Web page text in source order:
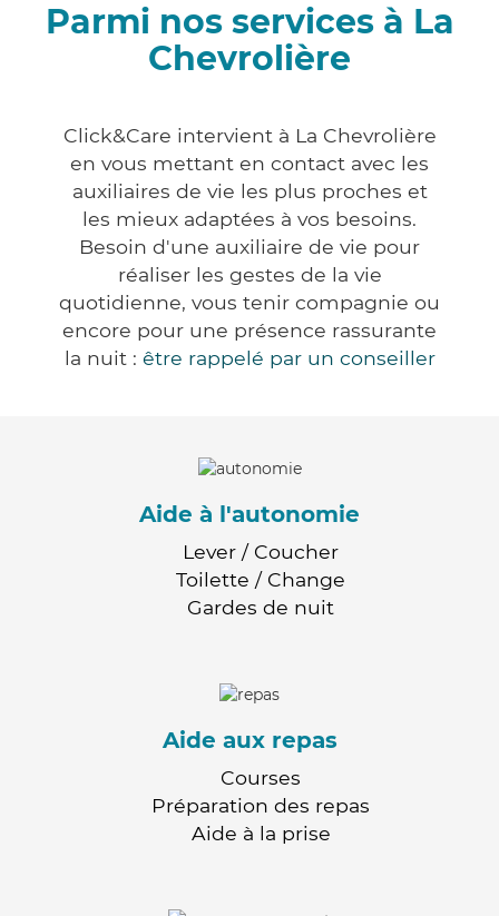
Parmi nos services à La
Chevrolière
Click&Care intervient à La Chevrolière
en vous mettant en contact avec les
auxiliaires de vie les plus proches et
les mieux adaptées à vos besoins.
Besoin d'une auxiliaire de vie pour
réaliser les gestes de la vie
quotidienne, vous tenir compagnie ou
encore pour une présence rassurante
la nuit : être rappelé par un conseiller
Aide à l'autonomie
Lever / Coucher
Toilette / Change
Gardes de nuit
Aide aux repas
Courses
Préparation des repas
Aide à la prise